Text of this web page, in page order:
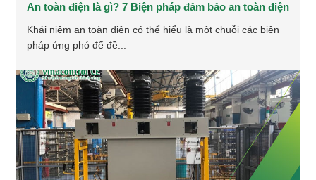
An toàn điện là gì? 7 Biện pháp đảm bảo an toàn điện
Khái niệm an toàn điện có thể hiểu là một chuỗi các biện
pháp ứng phó để đề...